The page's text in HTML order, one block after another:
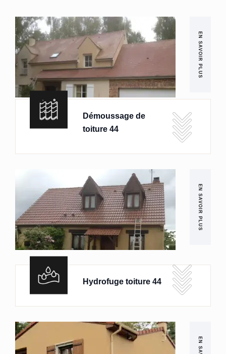
EN SAVOIR PLUS
Démoussage de
toiture 44
EN SAVOIR PLUS
Hydrofuge toiture 44